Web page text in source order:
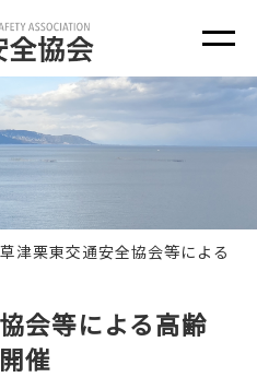
草津栗東交通安全協会等による
会等による高齢
催